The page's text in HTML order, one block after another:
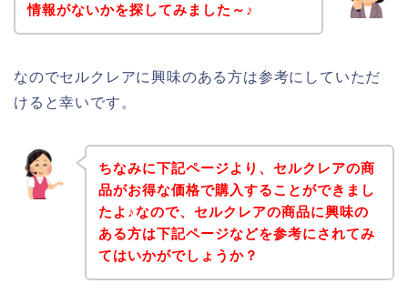
情報がないかを探してみました～♪
なのでセルクレアに興味のある方は参考にしていただ
けると幸いです。
ちなみに下記ページより、セルクレアの商
品がお得な価格で購入することができまし
たよ♪なので、セルクレアの商品に興味の
ある方は下記ページなどを参考にされてみ
てはいかがでしょうか？